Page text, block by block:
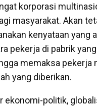
korporasi
masyarakat. Akan
kenyataan yang
pekerja di pabrik
memaksa
yang diberikan.
ekonomi-politik,